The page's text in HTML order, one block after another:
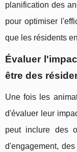
planification des
pour optimiser
que les résidents
Évaluer
être des
Une fois les
d'évaluer leur
peut inclure des
d'engagement,